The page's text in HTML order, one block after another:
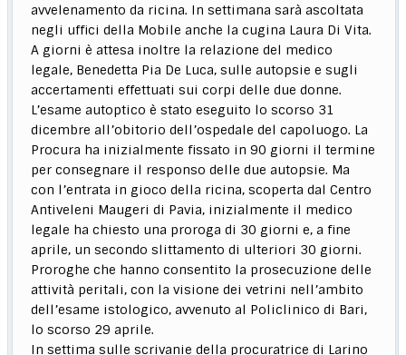
avvelenamento da ricina. In settimana sarà ascoltata
negli uffici della Mobile anche la cugina Laura Di Vita.
A giorni è attesa inoltre la relazione del medico
legale, Benedetta Pia De Luca, sulle autopsie e sugli
accertamenti effettuati sui corpi delle due donne.
L’esame autoptico è stato eseguito lo scorso 31
dicembre all’obitorio dell’ospedale del capoluogo. La
Procura ha inizialmente fissato in 90 giorni il termine
per consegnare il responso delle due autopsie. Ma
con l’entrata in gioco della ricina, scoperta dal Centro
Antiveleni Maugeri di Pavia, inizialmente il medico
legale ha chiesto una proroga di 30 giorni e, a fine
aprile, un secondo slittamento di ulteriori 30 giorni.
Proroghe che hanno consentito la prosecuzione delle
attività peritali, con la visione dei vetrini nell’ambito
dell’esame istologico, avvenuto al Policlinico di Bari,
lo scorso 29 aprile.
In settima sulle scrivanie della procuratrice di Larino